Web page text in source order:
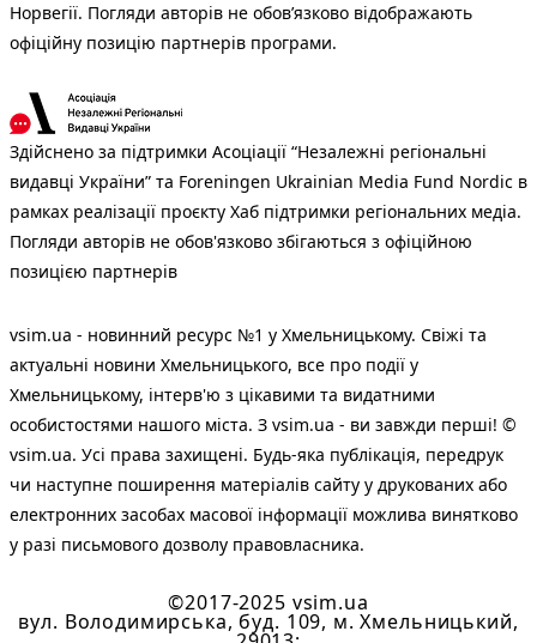
Норвегії. Погляди авторів не обов’язково відображають
офіційну позицію партнерів програми.
Здійснено за підтримки Асоціації “Незалежні регіональні
видавці України” та Foreningen Ukrainian Media Fund Nordic в
рамках реалізації проєкту Хаб підтримки регіональних медіа.
Погляди авторів не обов'язково збігаються з офіційною
позицією партнерів
vsim.ua - новинний ресурс №1 у Хмельницькому. Свіжі та
актуальні новини Хмельницького, все про події у
Хмельницькому, інтерв'ю з цікавими та видатними
особистостями нашого міста. З vsim.ua - ви завжди перші! ©
vsim.ua. Усі права захищені. Будь-яка публiкацiя, передрук
чи наступне поширення матеріалів сайту у друкованих або
електронних засобах масової інформації можлива винятково
у разі письмового дозволу правовласника.
©2017-2025 vsim.ua
вул. Володимирська, буд. 109, м. Хмельницький,